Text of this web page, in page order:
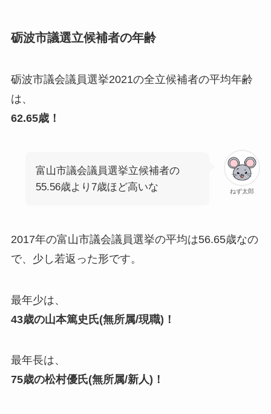
砺波市議選立候補者の年齢
砺波市議会議員選挙2021の全立候補者の平均年齢
は、
62.65歳！
ねず太郎
富山市議会議員選挙立候補者の
55.56歳より7歳ほど高いな
2017年の富山市議会議員選挙の平均は56.65歳なの
で、少し若返った形です。
最年少は、
43歳の山本篤史氏(無所属/現職)！
最年長は、
75歳の松村優氏(無所属/新人)！